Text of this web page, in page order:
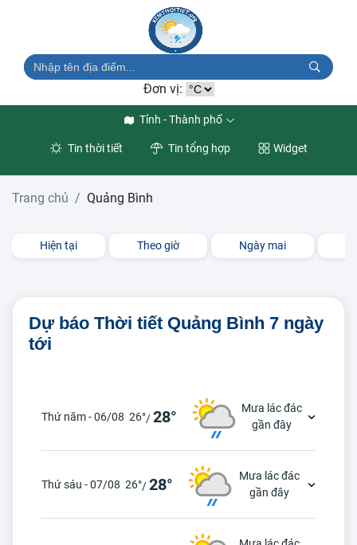
Đơn vị:
Tỉnh - Thành phố
Tin thời tiết Tin tổng hợp Widget
Trang chủ Quảng Bình
Hiện tại Theo giờ Ngày mai
Dự báo Thời tiết Quảng Bình 7 ngày
tới
Thứ năm - 06/08 26°/28°
Mưa lác đác
gần đây
Thứ sáu - 07/08 26°/28°
Mưa lác đác
gần đây